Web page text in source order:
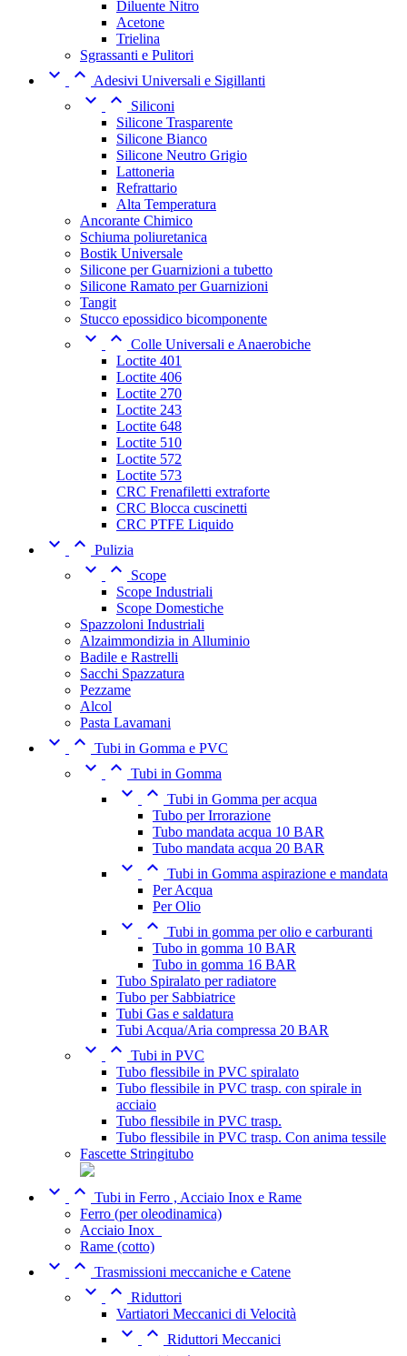
Diluente Nitro
Acetone
Trielina
Sgrassanti e Pulitori
  Adesivi Universali e Sigillanti
 
Siliconi
Silicone Trasparente
Silicone Bianco
Silicone Neutro Grigio
Lattoneria
Refrattario
Alta Temperatura
Ancorante Chimico
Schiuma poliuretanica
Bostik Universale
Silicone per Guarnizioni a tubetto
Silicone Ramato per Guarnizioni
Tangit
Stucco epossidico bicomponente
  Colle Universali e Anaerobiche
Loctite 401
Loctite 406
Loctite 270
Loctite 243
Loctite 648
Loctite 510
Loctite 572
Loctite 573
CRC Frenafiletti extraforte
CRC Blocca cuscinetti
CRC PTFE Liquido
  Pulizia
 
Scope
Scope Industriali
Scope Domestiche
Spazzoloni Industriali
Alzaimmondizia in Alluminio
Badile e Rastrelli
Sacchi Spazzatura
Pezzame
Alcol
Pasta Lavamani
  Tubi in Gomma e PVC
  Tubi in Gomma
  Tubi in Gomma per acqua
Tubo per Irrorazione
Tubo mandata acqua 10 BAR
Tubo mandata acqua 20 BAR
  Tubi in Gomma aspirazione e mandata
Per Acqua
Per Olio
  Tubi in gomma per olio e carburanti
Tubo in gomma 10 BAR
Tubo in gomma 16 BAR
Tubo Spiralato per radiatore
Tubo per Sabbiatrice
Tubi Gas e saldatura
Tubi Acqua/Aria compressa 20 BAR
  Tubi in PVC
Tubo flessibile in PVC spiralato
Tubo flessibile in PVC trasp. con spirale in
acciaio
Tubo flessibile in PVC trasp.
Tubo flessibile in PVC trasp. Con anima tessile
Fascette Stringitubo
  Tubi in Ferro , Acciaio Inox e Rame
Ferro (per oleodinamica)
Acciaio Inox_
Rame (cotto)
  Trasmissioni meccaniche e Catene
  Riduttori
Vartiatori Meccanici di Velocità
  Riduttori Meccanici